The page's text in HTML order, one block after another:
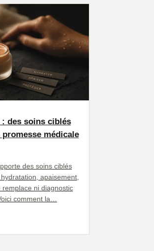
des soins ciblés
médicale
des soins ciblés
apaisement,
ni diagnostic
comment la…